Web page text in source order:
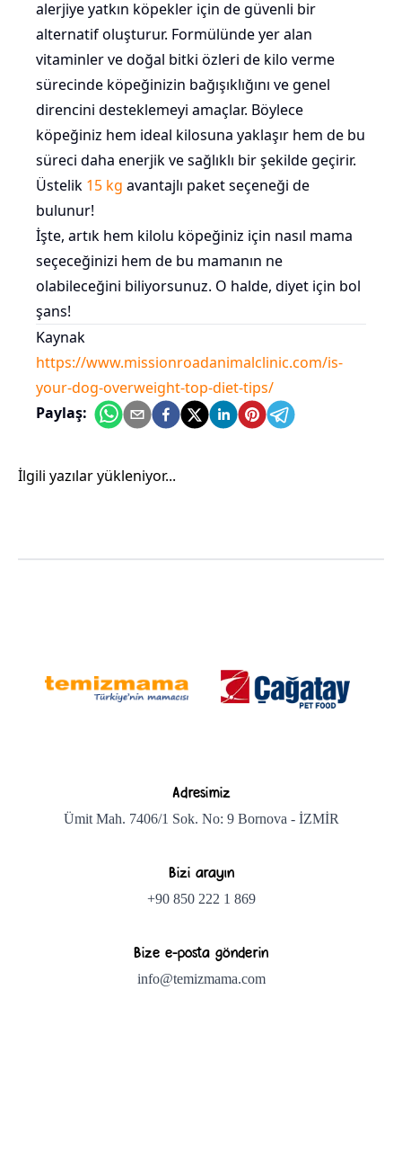
alerjiye yatkın köpekler için de güvenli bir
alternatif oluşturur. Formülünde yer alan
vitaminler ve doğal bitki özleri de kilo verme
sürecinde köpeğinizin bağışıklığını ve genel
direncini desteklemeyi amaçlar. Böylece
köpeğiniz hem ideal kilosuna yaklaşır hem de bu
süreci daha enerjik ve sağlıklı bir şekilde geçirir.
Üstelik 15 kg avantajlı paket seçeneği de
bulunur!
İşte, artık hem kilolu köpeğiniz için nasıl mama
seçeceğinizi hem de bu mamanın ne
olabileceğini biliyorsunuz. O halde, diyet için bol
şans!
Kaynak
https://www.missionroadanimalclinic.com/is-
your-dog-overweight-top-diet-tips/
Paylaş:
İlgili yazılar yükleniyor...
Adresimiz
Ümit Mah. 7406/1 Sok. No: 9 Bornova - İZMİR
Bizi arayın
+90 850 222 1 869
Bize e-posta gönderin
info@temizmama.com